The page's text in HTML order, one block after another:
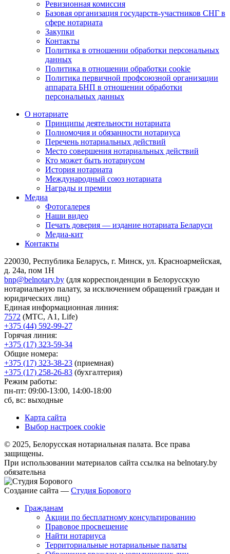
Ревизионная комиссия
Базовая организация государств-участников СНГ в
сфере нотариата
Закупки
Контакты
Политика в отношении обработки персональных
данных
Политика в отношении обработки cookie
Политика первичной профсоюзной организации
аппарата БНП в отношении обработки
персональных данных
О нотариате
Принципы деятельности нотариата
Полномочия и обязанности нотариуса
Перечень нотариальных действий
Место совершения нотариальных действий
Кто может быть нотариусом
История нотариата
Международный союз нотариата
Награды и премии
Медиа
Фотогалерея
Наши видео
Печать доверия — издание нотариата Беларуси
Медиа-кит
Контакты
220030, Республика Беларусь, г. Минск, ул. Красноармейская,
д. 24а, пом 1Н
bnp@belnotary.by (для корреспонденции в Белорусскую
нотариальную палату, за исключением обращений граждан и
юридических лиц)
Единая информационная линия:
7572 (МТС, A1, Life)
+375 (44) 592-99-27
Горячая линия:
+375 (17) 323-59-34
Общие номера:
+375 (17) 323-38-23 (приемная)
+375 (17) 258-26-83 (бухгалтерия)
Режим работы:
пн-пт: 09:00-13:00, 14:00-18:00
сб, вс: выходные
Карта сайта
Выбор настроек cookie
© 2025, Белорусская нотариальная палата. Все права
защищены.
При использовании материалов сайта ссылка на belnotary.by
обязательна
Создание сайта — Студия Борового
Гражданам
Акции по бесплатному консультированию
Правовое просвещение
Найти нотариуса
Территориальные нотариальные палаты